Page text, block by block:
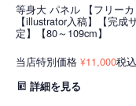
等身大 パネル 【フリーカ
【illustrator入稿】【完成
定】【80～109cm】
当店特別価格 ¥11,000税込
詳細を見る